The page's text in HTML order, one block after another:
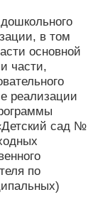
в том
основной
части,
реализации
сад №
по